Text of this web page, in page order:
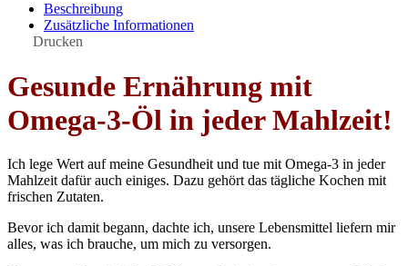
Beschreibung
Zusätzliche Informationen
Drucken
Gesunde Ernährung mit
Omega-3-Öl in jeder Mahlzeit!
Ich lege Wert auf meine Gesundheit und tue mit Omega-3 in jeder
Mahlzeit dafür auch einiges. Dazu gehört das tägliche Kochen mit
frischen Zutaten.
Bevor ich damit begann, dachte ich, unsere Lebensmittel liefern mir
alles, was ich brauche, um mich zu versorgen.